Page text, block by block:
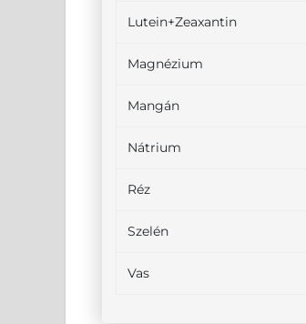
Lutein+Zeaxantin
Magnézium
Mangán
Nátrium
Réz
Szelén
Vas